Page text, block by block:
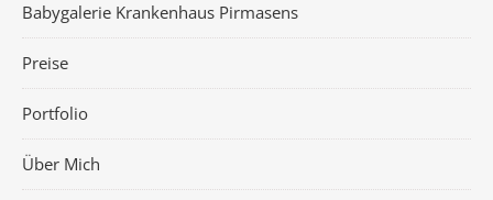
Babygalerie Krankenhaus Pirmasens
Preise
Portfolio
Über Mich